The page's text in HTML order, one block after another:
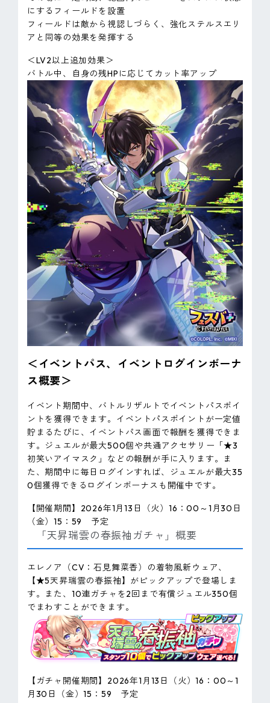
にするフィールドを設置
フィールドは敵から視認しづらく、強化ステルスエリ
アと同等の効果を発揮する
＜LV2以上追加効果＞
バトル中、自身の残HPに応じてカット率アップ
＜イベントパス、イベントログインボーナ
ス概要＞
イベント期間中、バトルリザルトでイベントパスポイ
ントを獲得できます。イベントパスポイントが一定値
貯まるたびに、イベントパス画面で報酬を獲得できま
す。ジュエルが最大500個や共通アクセサリー「★3
初笑いアイマスク」などの報酬が手に入ります。ま
た、期間中に毎日ログインすれば、ジュエルが最大35
0個獲得できるログインボーナスも開催中です。
【開催期間】2026年1月13日（火）16：00～1月30日
（金）15：59 予定
「天昇瑞雲の春振袖ガチャ」概要
エレノア（CV：石見舞菜香）の着物風新ウェア、
【★5天昇瑞雲の春振袖】がピックアップで登場しま
す。また、10連ガチャを2回まで有償ジュエル350個
でまわすことができます。
【ガチャ開催期間】2026年1月13日（火）16：00～1
月30日（金）15：59 予定